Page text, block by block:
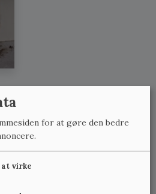
med lignende mål
med lignende bredde
med lignende højde
for at gøre den bedre
virke